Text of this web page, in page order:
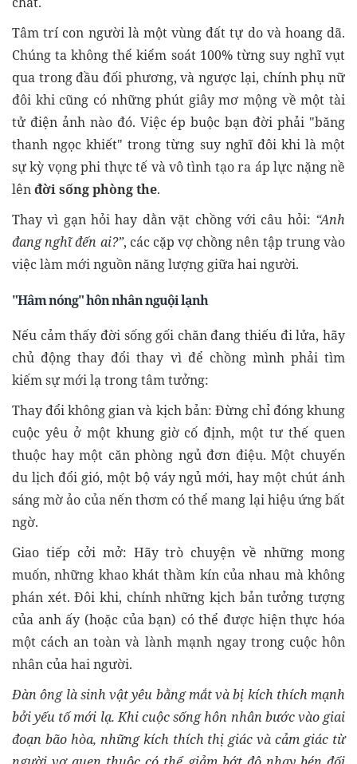
Tâm trí con người là một vùng đất tự do và hoang dã.
Chúng ta không thể kiểm soát 100% từng suy nghĩ vụt
qua trong đầu đối phương, và ngược lại, chính phụ nữ
đôi khi cũng có những phút giây mơ mộng về một tài
tử điện ảnh nào đó. Việc ép buộc bạn đời phải "băng
thanh ngọc khiết" trong từng suy nghĩ đôi khi là một
sự kỳ vọng phi thực tế và vô tình tạo ra áp lực nặng nề
lênđời sống phòng the.
Thay vì gạn hỏi hay dằn vặt chồng với câu hỏi: “Anh
đang nghĩ đến ai?”, các cặp vợ chồng nên tập trung vào
việc làm mới nguồn năng lượng giữa hai người.
"Hâm nóng" hôn nhân nguội lạnh
Nếu cảm thấy đời sống gối chăn đang thiếu đi lửa, hãy
chủ động thay đổi thay vì để chồng mình phải tìm
kiếm sự mới lạ trong tâm tưởng:
Thay đổi không gian và kịch bản: Đừng chỉ đóng khung
cuộc yêu ở một khung giờ cố định, một tư thế quen
thuộc hay một căn phòng ngủ đơn điệu. Một chuyến
du lịch đổi gió, một bộ váy ngủ mới, hay một chút ánh
sáng mờ ảo của nến thơm có thể mang lại hiệu ứng bất
ngờ.
Giao tiếp cởi mở: Hãy trò chuyện về những mong
muốn, những khao khát thầm kín của nhau mà không
phán xét. Đôi khi, chính những kịch bản tưởng tượng
của anh ấy (hoặc của bạn) có thể được hiện thực hóa
một cách an toàn và lành mạnh ngay trong cuộc hôn
nhân của hai người.
Đàn ông là sinh vật yêu bằng mắt và bị kích thích mạnh
bởi yếu tố mới lạ. Khi cuộc sống hôn nhân bước vào giai
đoạn bão hòa, những kích thích thị giác và cảm giác từ